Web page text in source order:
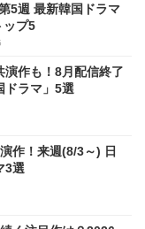
5週 最新韓国ドラマ
ップ5
演作も！8月配信終了
ドラマ」5選
作！来週(8/3～) 日
3選